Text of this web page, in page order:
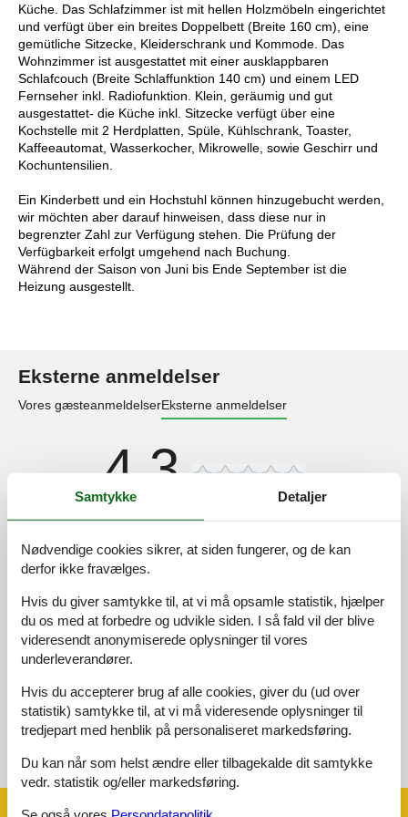
Küche. Das Schlafzimmer ist mit hellen Holzmöbeln eingerichtet
und verfügt über ein breites Doppelbett (Breite 160 cm), eine
gemütliche Sitzecke, Kleiderschrank und Kommode. Das
Wohnzimmer ist ausgestattet mit einer ausklappbaren
Schlafcouch (Breite Schlaffunktion 140 cm) und einem LED
Fernseher inkl. Radiofunktion. Klein, geräumig und gut
ausgestattet- die Küche inkl. Sitzecke verfügt über eine
Kochstelle mit 2 Herdplatten, Spüle, Kühlschrank, Toaster,
Kaffeeautomat, Wasserkocher, Mikrowelle, sowie Geschirr und
Kochuntensilien.
Ein Kinderbett und ein Hochstuhl können hinzugebucht werden,
wir möchten aber darauf hinweisen, dass diese nur in
begrenzter Zahl zur Verfügung stehen. Die Prüfung der
Verfügbarkeit erfolgt umgehend nach Buchung.
Während der Saison von Juni bis Ende September ist die
Heizung ausgestellt.
Eksterne anmeldelser
Vores gæsteanmeldelserEksterne anmeldelser
4,3
Faciliteter:
4,2
Rengøring:
Venlighed:
Beliggenhed:
4,7
Værdi for pengene:
Se nabo emner Se solens gang om emnet 😎
Samtykke Detaljer
Nødvendige cookies sikrer, at siden fungerer, og de kan
derfor ikke fravælges.
Hvis du giver samtykke til, at vi må opsamle statistik, hjælper
du os med at forbedre og udvikle siden. I så fald vil der blive
videresendt anonymiserede oplysninger til vores
underleverandører.
Hvis du accepterer brug af alle cookies, giver du (ud over
statistik) samtykke til, at vi må videresende oplysninger til
tredjepart med henblik på personaliseret markedsføring.
Du kan når som helst ændre eller tilbagekalde dit samtykke
vedr. statistik og/eller markedsføring.